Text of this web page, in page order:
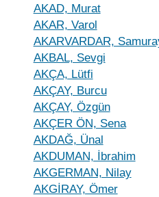
AKAD, Murat
AKAR, Varol
AKARVARDAR,
AKBAL, Sevgi
AKÇA, Lütfi
AKÇAY, Burcu
AKÇAY, Özgün
AKÇER ÖN, Sena
AKDAĞ, Ünal
AKDUMAN, İbrahim
AKGERMAN, Nilay
AKGİRAY, Ömer